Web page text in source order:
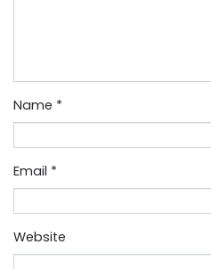
Name *
Email *
Website